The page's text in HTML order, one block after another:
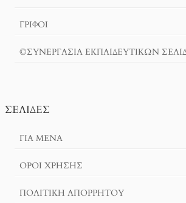
ΓΡΙΦΟΙ
©ΣΥΝΕΡΓΑΣΙΑ ΕΚΠΑΙΔΕΥΤΙΚΩΝ
ΣΕΛΊΔΕΣ
ΓΙΑ ΜΕΝΑ
ΌΡΟΙ ΧΡΗΣΗΣ
ΠΟΛΙΤΙΚΉ ΑΠΟΡΡΉΤΟΥ